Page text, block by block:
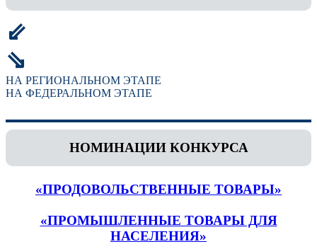
⇙
⇘
НА РЕГИОНАЛЬНОМ ЭТАПЕ
НА ФЕДЕРАЛЬНОМ ЭТАПЕ
НОМИНАЦИИ КОНКУРСА
«ПРОДОВОЛЬСТВЕННЫЕ ТОВАРЫ»
«ПРОМЫШЛЕННЫЕ ТОВАРЫ ДЛЯ
НАСЕЛЕНИЯ»